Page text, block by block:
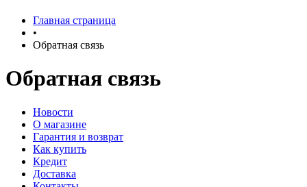
Главная страница
•
Обратная связь
Обратная связь
Новости
О магазине
Гарантия и возврат
Как купить
Кредит
Доставка